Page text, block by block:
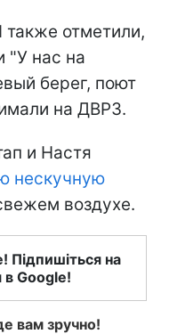
также отметили,
"У нас на
берег, поют
на ДВРЗ.
и Настя
нескучную
воздухе.
Підпишіться на
в Google!
вам зручно!